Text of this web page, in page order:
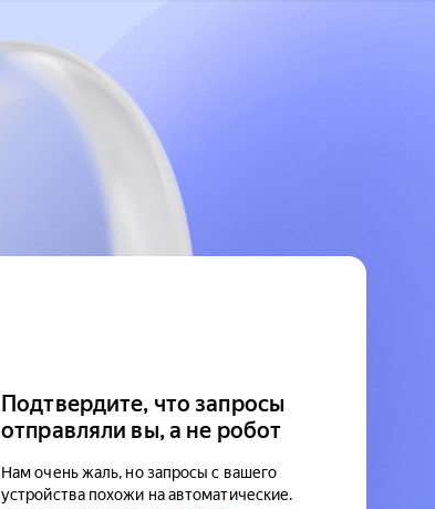
Подтвердите, что запросы
отправляли вы, а не робот
Нам очень жаль, но запросы с вашего
устройства похожи на автоматические.